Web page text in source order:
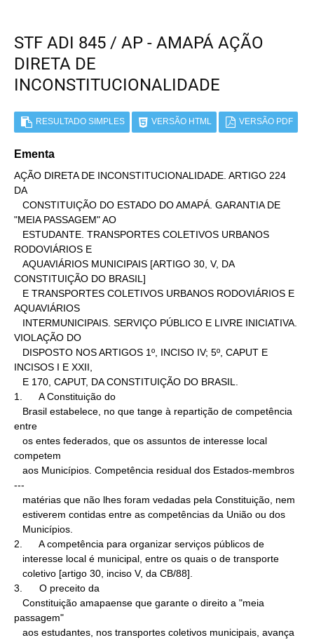
STF ADI 845 / AP - AMAPÁ AÇÃO
DIRETA DE
INCONSTITUCIONALIDADE
RESULTADO SIMPLES VERSÃO HTML VERSÃO PDF
Ementa
AÇÃO DIRETA DE INCONSTITUCIONALIDADE. ARTIGO 224
DA
"MEIA PASSAGEM" AO
RODOVIÁRIOS E
CONSTITUIÇÃO DO BRASIL]
AQUAVIÁRIOS
VIOLAÇÃO DO
INCISOS I E XXII,
1.      A Constituição do
entre
competem
---
2.      A competência para organizar serviços públicos de
3.      O preceito da
passagem"